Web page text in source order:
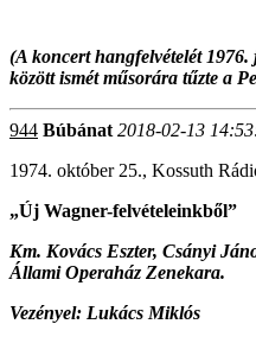
(A koncert hangfelvételét
között ismét műsorára tűzte a
944 Búbánat 2018-02-13
1974. október 25., Kossuth
„Új Wagner-felvételeinkből”
Km. Kovács Eszter, Csányi
Állami Operaház Zenekara.
Vezényel: Lukács Miklós